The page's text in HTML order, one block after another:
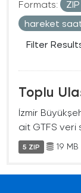
Formats:
ZIP
hareket
Filter
Toplu
İzmir
ait GTFS veri
5 ZIP 19 MB